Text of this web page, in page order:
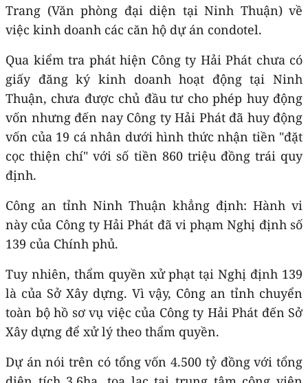
Trang (Văn phòng đại diện tại Ninh Thuận) về
việc kinh doanh các căn hộ dự án condotel.
Qua kiểm tra phát hiện Công ty Hải Phát chưa có
giấy đăng ký kinh doanh hoạt động tại Ninh
Thuận, chưa được chủ đầu tư cho phép huy động
vốn nhưng đến nay Công ty Hải Phát đã huy động
vốn của 19 cá nhân dưới hình thức nhận tiền "đặt
cọc thiện chí" với số tiền 860 triệu đồng trái quy
định.
Công an tỉnh Ninh Thuận khẳng định: Hành vi
này của Công ty Hải Phát đã vi phạm Nghị định số
139 của Chính phủ.
Tuy nhiên, thẩm quyền xử phạt tại Nghị định 139
là của Sở Xây dựng. Vì vậy, Công an tỉnh chuyển
toàn bộ hồ sơ vụ việc của Công ty Hải Phát đến Sở
Xây dựng để xử lý theo thẩm quyền.
Dự án nói trên có tổng vốn 4.500 tỷ đồng với tổng